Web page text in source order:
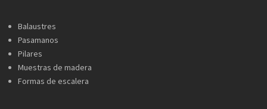
Balaustres
Pasamanos
Pilares
Muestras de madera
Formas de escalera